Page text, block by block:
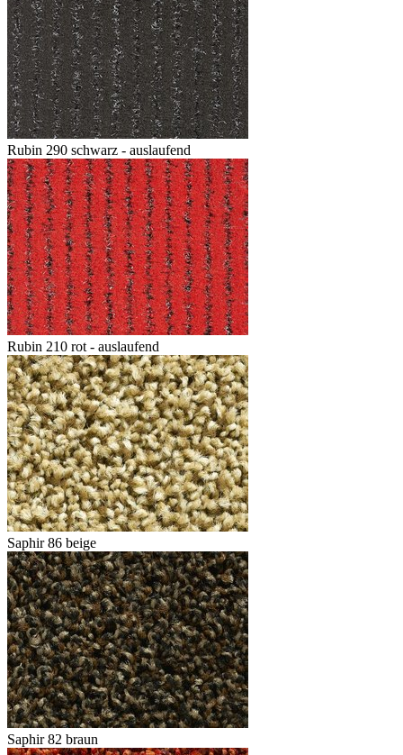
Rubin 290 schwarz - auslaufend
Rubin 210 rot - auslaufend
Saphir 86 beige
Saphir 82 braun